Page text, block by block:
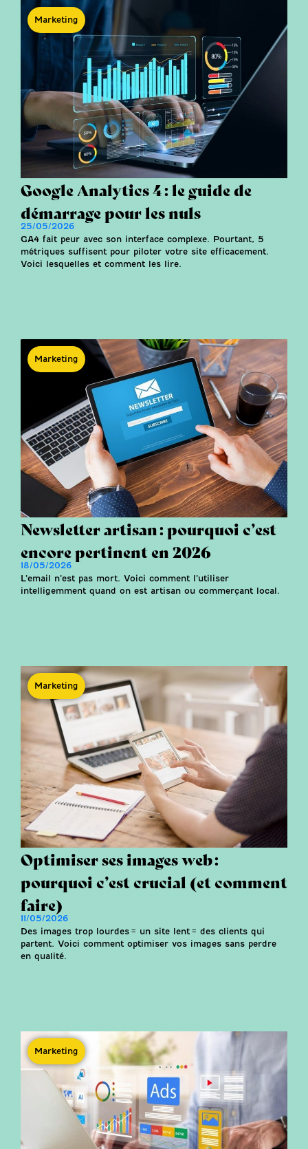
Marketing
Google Analytics 4 : le guide de
démarrage pour les nuls
25/05/2026
GA4 fait peur avec son interface complexe. Pourtant, 5
métriques suffisent pour piloter votre site efficacement.
Voici lesquelles et comment les lire.
Marketing
Newsletter artisan : pourquoi c’est
encore pertinent en 2026
18/05/2026
L’email n’est pas mort. Voici comment l’utiliser
intelligemment quand on est artisan ou commerçant local.
Marketing
Optimiser ses images web :
pourquoi c’est crucial (et comment
faire)
11/05/2026
Des images trop lourdes = un site lent = des clients qui
partent. Voici comment optimiser vos images sans perdre
en qualité.
Marketing